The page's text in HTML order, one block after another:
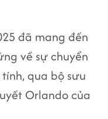
đã mang đến
về sự chuyển
qua bộ sưu
Orlando của